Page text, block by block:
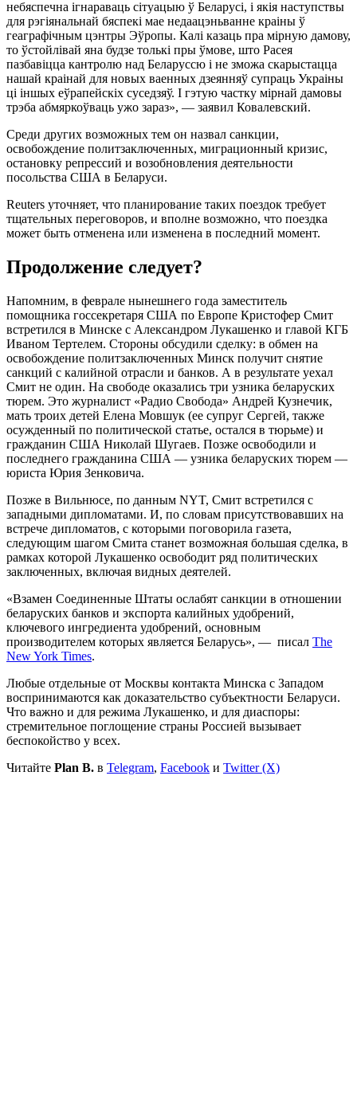
небяспечна ігнараваць сітуацыю ў Беларусі, і якія наступствы
для рэгіянальнай бяспекі мае недаацэньванне краіны ў
геаграфічным цэнтры Эўропы. Калі казаць пра мірную дамову,
то ўстойлівай яна будзе толькі пры ўмове, што Расея
пазбавіцца кантролю над Беларуссю і не зможа скарыстацца
нашай краінай для новых ваенных дзеянняў супраць Украіны
ці іншых еўрапейскіх суседзяў. І гэтую частку мірнай дамовы
трэба абмяркоўваць ужо зараз», — заявил Ковалевский.
Среди других возможных тем он назвал санкции,
освобождение политзаключенных, миграционный кризис,
остановку репрессий и возобновления деятельности
посольства США в Беларуси.
Reuters уточняет, что планирование таких поездок требует
тщательных переговоров, и вполне возможно, что поездка
может быть отменена или изменена в последний момент.
Продолжение следует?
Напомним, в феврале нынешнего года заместитель
помощника госсекретаря США по Европе Кристофер Смит
встретился в Минске с Александром Лукашенко и главой КГБ
Иваном Тертелем. Стороны обсудили сделку: в обмен на
освобождение политзаключенных Минск получит снятие
санкций с калийной отрасли и банков. А в результате уехал
Смит не один. На свободе оказались три узника беларуских
тюрем. Это журналист «Радио Свобода» Андрей Кузнечик,
мать троих детей Елена Мовшук (ее супруг Сергей, также
осужденный по политической статье, остался в тюрьме) и
гражданин США Николай Шугаев. Позже освободили и
последнего гражданина США — узника беларуских тюрем —
юриста Юрия Зенковича.
Позже в Вильнюсе, по данным NYT, Смит встретился с
западными дипломатами. И, по словам присутствовавших на
встрече дипломатов, с которыми поговорила газета,
следующим шагом Смита станет возможная большая сделка, в
рамках которой Лукашенко освободит ряд политических
заключенных, включая видных деятелей.
«Взамен Соединенные Штаты ослабят санкции в отношении
беларуских банков и экспорта калийных удобрений,
ключевого ингредиента удобрений, основным
производителем которых является Беларусь», — писал The
New York Times.
Любые отдельные от Москвы контакта Минска с Западом
воспринимаются как доказательство субъектности Беларуси.
Что важно и для режима Лукашенко, и для диаспоры:
стремительное поглощение страны Россией вызывает
беспокойство у всех.
Читайте Plan B. в Telegram, Facebook и Twitter (X)